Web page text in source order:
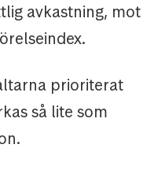
avkastning, mot
prioriterat
så lite som